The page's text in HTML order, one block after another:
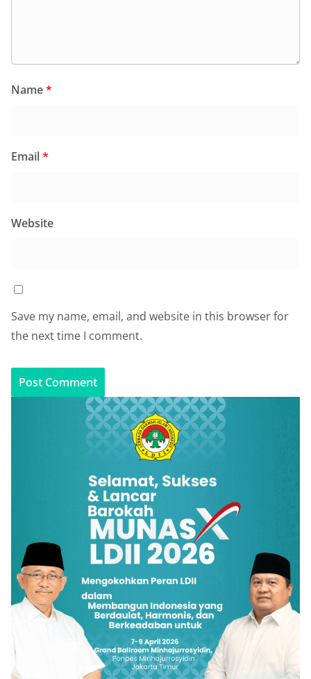
Name*
Email*
Website
Save my name, email, and website in this browser for
the next time I comment.